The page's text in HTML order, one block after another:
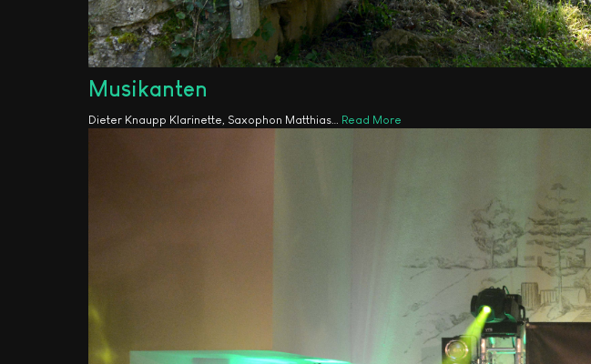
Musikanten
Dieter Knaupp Klarinette, Saxophon Matthias Read More